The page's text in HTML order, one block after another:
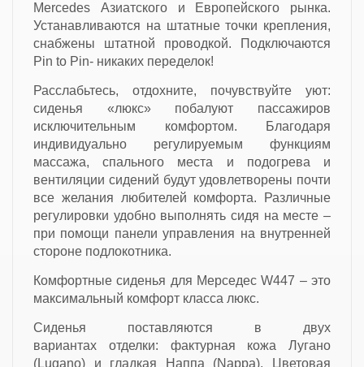
Mercedes Азиатского и Европейского рынка.
Устанавливаются на штатные точки крепления,
снабжены штатной проводкой. Подключаются
Pin to Pin- никаких переделок!
Расслабьтесь, отдохните, почувствуйте уют:
сиденья «люкс» побалуют пассажиров
исключительным комфортом. Благодаря
индивидуально регулируемым функциям
массажа, спального места и подогрева и
вентиляции сидений будут удовлетворены почти
все желания любителей комфорта. Различные
регулировки удобно выполнять сидя на месте –
при помощи панели управления на внутренней
стороне подлокотника.
Комфортные сиденья для Мерседес W447 – это
максимальный комфорт класса люкс.
Сиденья поставляются в двух
вариантах отделки: фактурная кожа Лугано
(Lugano) и гладкая Наппа (Nappa). Цветовая